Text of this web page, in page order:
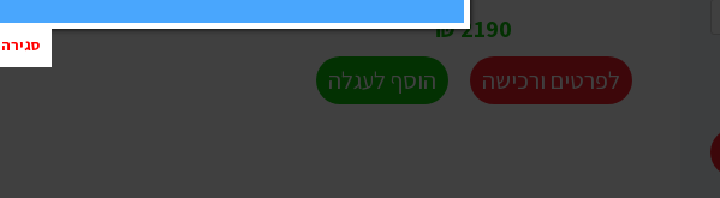
2190 ₪
לפרטים ורכישה
הוסף לעגלה
סגירה